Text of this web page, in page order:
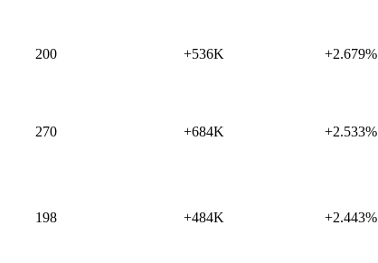
200 +536K +2.679%
270 +684K +2.533%
198 +484K +2.443%